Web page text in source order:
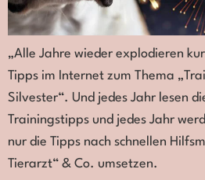
„Alle Jahre wieder explodieren
Tipps im Internet zum Thema
Silvester“. Und jedes Jahr lesen
Trainingstipps und jedes Jahr
nur die Tipps nach schnellen
Tierarzt“ & Co. umsetzen.